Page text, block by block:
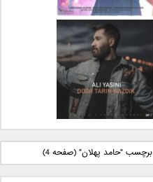
دانلود آهنگ جدید فرزاد
فرزین بنام آتیش
دانلود آهنگ جدید علی
یاسینی بنام دورترین نزدیک
برچسب "حامد پهلان"(صفحه 4)